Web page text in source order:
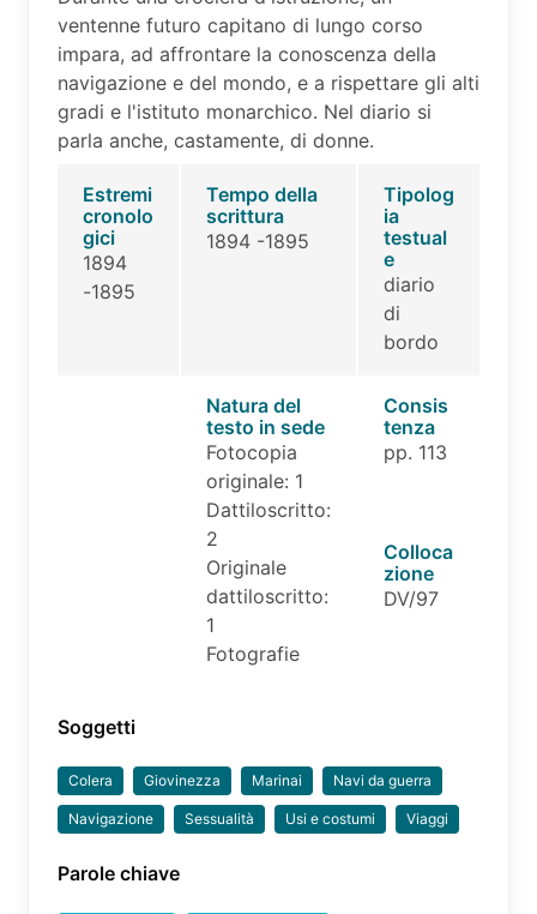
ventenne futuro capitano di lungo corso
impara, ad affrontare la conoscenza della
navigazione e del mondo, e a rispettare gli alti
gradi e l'istituto monarchico. Nel diario si
parla anche, castamente, di donne.
Estremi
cronolo
gici
1894
-1895
Tempo della
scrittura
1894 -1895
Tipolog
ia
testual
e
diario
di
bordo
Natura del
testo in sede
Fotocopia
originale: 1
Dattiloscritto:
2
Originale
dattiloscritto:
1
Fotografie
Consis
tenza
pp. 113
Colloca
zione
DV/97
Soggetti
Colera Giovinezza Marinai Navi da guerra
Navigazione Sessualità Usi e costumi Viaggi
Parole chiave